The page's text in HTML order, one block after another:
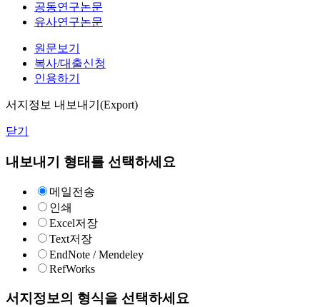
공동연구논문
유사연구논문
원문보기
복사/대출신청
인용하기
서지정보 내보내기(Export)
닫기
내보내기 형태를 선택하세요
메일전송
인쇄
Excel저장
Text저장
EndNote / Mendeley
RefWorks
서지정보의 형식을 선택하세요